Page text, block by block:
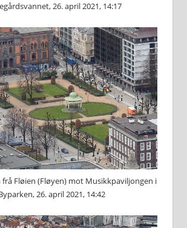
26. april 2021, 14:17
frå Fløien (Fløyen) mot Musikkpaviljongen i
26. april 2021, 14:42